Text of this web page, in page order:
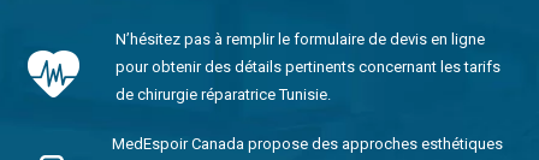
N’hésitez pas à remplir le formulaire de devis en ligne
pour obtenir des détails pertinents concernant les tarifs
de chirurgie réparatrice Tunisie.
MedEspoir Canada propose des approches esthétiques